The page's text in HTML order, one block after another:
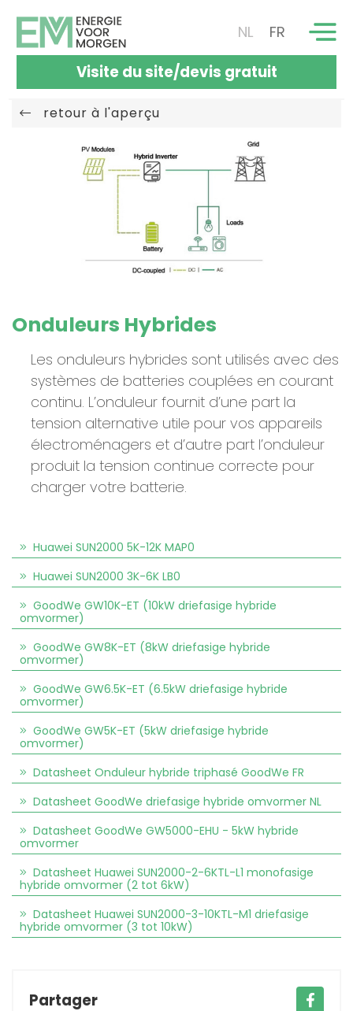
NL FR
Visite du site/devis gratuit
retour à l'aperçu
Onduleurs Hybrides
Les onduleurs hybrides sont utilisés avec des
systèmes de batteries couplées en courant
continu. L’onduleur fournit d’une part la
tension alternative utile pour vos appareils
électroménagers et d’autre part l’onduleur
produit la tension continue correcte pour
charger votre batterie.
Huawei SUN2000 5K-12K MAP0
Huawei SUN2000 3K-6K LB0
GoodWe GW10K-ET (10kW driefasige hybride
omvormer)
GoodWe GW8K-ET (8kW driefasige hybride
omvormer)
GoodWe GW6.5K-ET (6.5kW driefasige hybride
omvormer)
GoodWe GW5K-ET (5kW driefasige hybride
omvormer)
Datasheet Onduleur hybride triphasé GoodWe FR
Datasheet GoodWe driefasige hybride omvormer NL
Datasheet GoodWe GW5000-EHU - 5kW hybride
omvormer
Datasheet Huawei SUN2000-2-6KTL-L1 monofasige
hybride omvormer (2 tot 6kW)
Datasheet Huawei SUN2000-3-10KTL-M1 driefasige
hybride omvormer (3 tot 10kW)
Partager